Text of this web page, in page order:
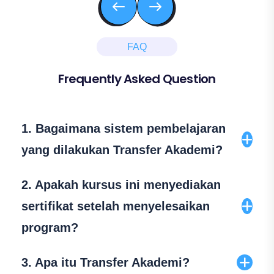
FAQ
Frequently Asked Question
1. Bagaimana sistem pembelajaran
yang dilakukan Transfer Akademi?
pembelajaran komunikatif dan interaktif yang
sesuai dengan urutan skill layaknya belajar
bahasa asli atau “Natural Way of Learning”,
dan menulis, dengan pembahasan yg
2. Apakah kursus ini menyediakan
sertifikat setelah menyelesaikan
program?
sertifikat yang dikeluarkan langsung oleh
3. Apa itu Transfer Akademi?